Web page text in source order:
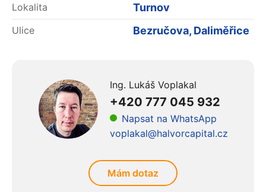
Lokalita Turnov
Ulice Bezručova, Daliměřice
Ing. Lukáš Voplakal
+420 777 045 932
Napsat na WhatsApp
voplakal@halvorcapital.cz
Mám dotaz